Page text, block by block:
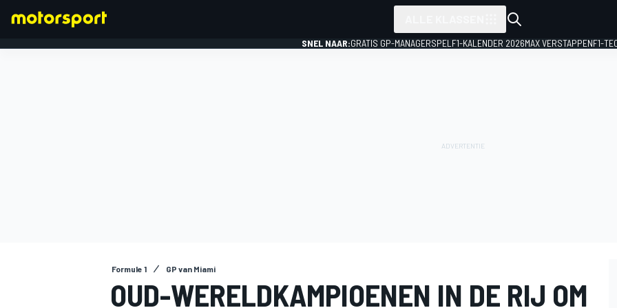
SNEL NAAR:GRATIS GP-MANAGERSPEL F1-KALENDER 2026MAX VERSTAPPENF1-
Formule 1 GP van Miami
OUD-WERELDKAMPIOENEN IN DE RIJ OM